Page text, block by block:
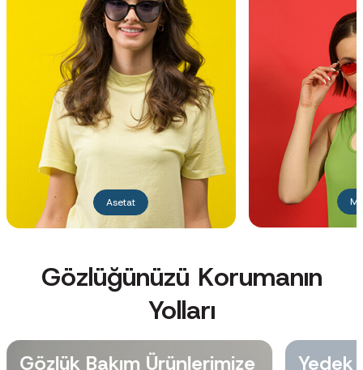
Asetat
Gözlüğünüzü Korumanın
Yolları
Gözlük Bakım Ürünlerimize
Yedek